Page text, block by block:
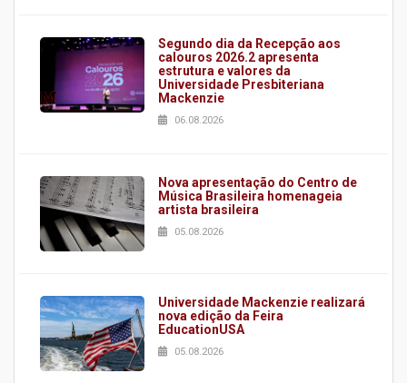
Segundo dia da Recepção aos
calouros 2026.2 apresenta
estrutura e valores da
Universidade Presbiteriana
Mackenzie
06.08.2026
Nova apresentação do Centro de
Música Brasileira homenageia
artista brasileira
05.08.2026
Universidade Mackenzie realizará
nova edição da Feira
EducationUSA
05.08.2026